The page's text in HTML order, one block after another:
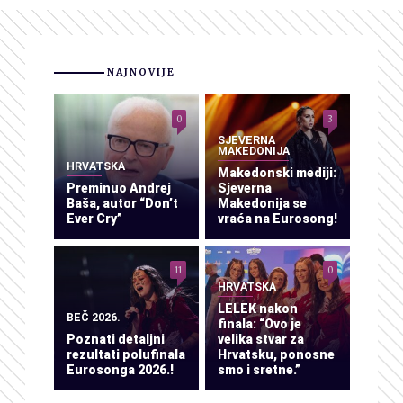
NAJNOVIJE
HRVATSKA
Preminuo Andrej
Baša, autor “Don’t
Ever Cry”
0
SJEVERNA
MAKEDONIJA
Makedonski mediji:
Sjeverna
Makedonija se
vraća na Eurosong!
3
BEČ 2026.
Poznati detaljni
rezultati polufinala
Eurosonga 2026.!
11
HRVATSKA
LELEK nakon
finala: “Ovo je
velika stvar za
Hrvatsku, ponosne
smo i sretne.”
0